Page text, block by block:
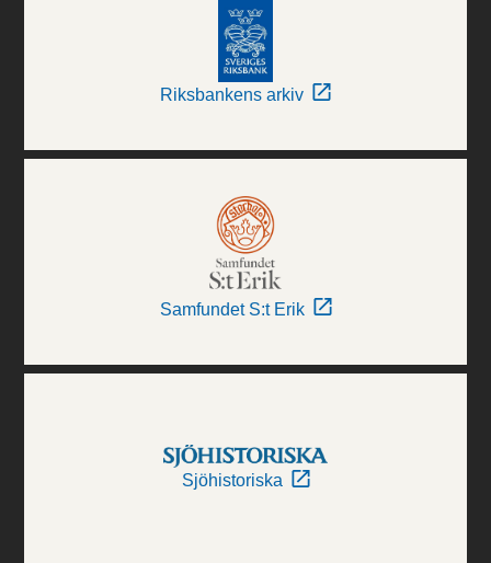
Riksbankens arkiv
Samfundet S:t Erik
Sjöhistoriska